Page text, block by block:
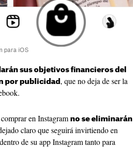
para iOS
sus objetivos financieros del
por publicidad , que no deja de ser la
en Instagram no se eliminarán
claro que seguirá invirtiendo en
de su app Instagram tanto para